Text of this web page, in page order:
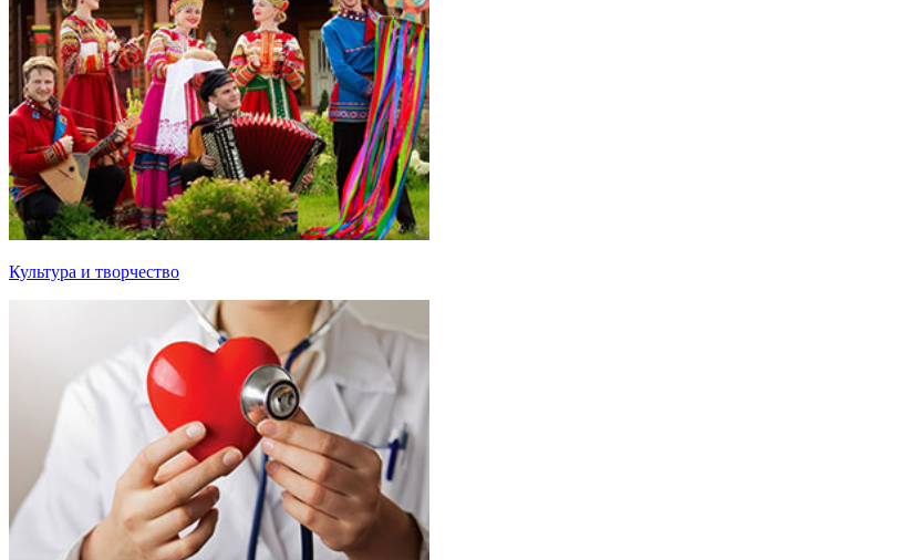
Культура и творчество